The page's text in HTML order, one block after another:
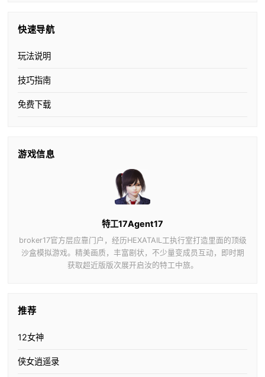
快速导航
玩法说明
技巧指南
免费下载
游戏信息
特工17Agent17
broker17官方层应靠门户，经历HEXATAIL工执行室打造里面的顶级
沙盒模拟游戏。精美画质，丰富剧状，不少量变成员互动，即时期
获取超近版版次展开启汝的特工中旅。
推荐
12女神
侠女逍遥录